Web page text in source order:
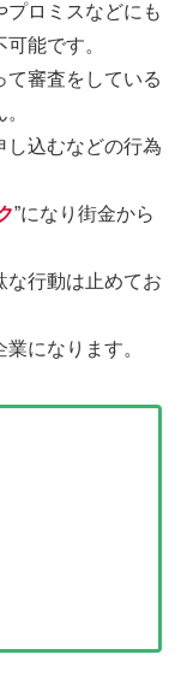
プロミスなどにも
能です。
て審査をしている
し込むなどの行為
”になり街金から
な行動は止めてお
になります。